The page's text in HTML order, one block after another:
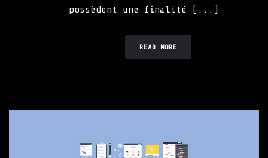
possèdent une finalité [...]
READ MORE